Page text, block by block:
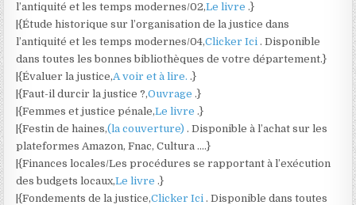
l’antiquité et les temps modernes/02,Le livre.}
|{Étude historique sur l’organisation de la justice dans
l’antiquité et les temps modernes/04,Clicker Ici. Disponible
dans toutes les bonnes bibliothèques de votre département.}
|{Évaluer la justice,A voir et à lire..}
|{Faut-il durcir la justice ?,Ouvrage.}
|{Femmes et justice pénale,Le livre.}
|{Festin de haines,(la couverture). Disponible à l’achat sur les
plateformes Amazon, Fnac, Cultura ….}
|{Finances locales/Les procédures se rapportant à l’exécution
des budgets locaux,Le livre.}
|{Fondements de la justice,Clicker Ici. Disponible dans toutes